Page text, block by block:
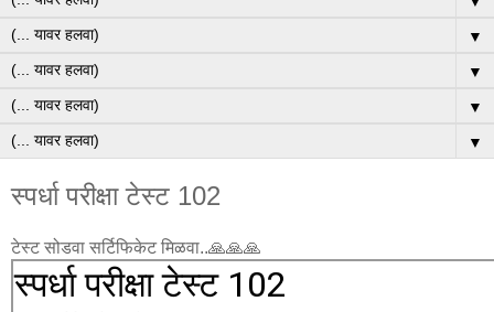
▼
▼
▼
▼
स्पर्धा परीक्षा टेस्ट 102
टेस्ट सोडवा सर्टिफिकेट मिळवा..🙏🙏🙏